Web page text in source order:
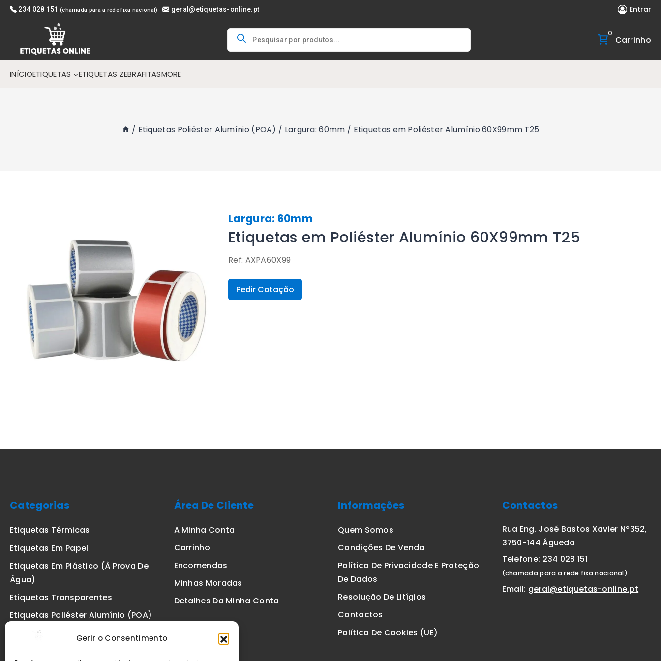
Gerir o Consentimento
Skip
to
234 028 151 (chamada para a rede fixa nacional) geral@etiquetas-online.pt Entrar
Products
search
0
Carrinho
INÍCIOETIQUETAS ETIQUETAS ZEBRAFITASMORE
/ Etiquetas Poliéster Alumínio (POA) / Largura: 60mm / Etiquetas em Poliéster Alumínio 60X99mm T25
Largura: 60mm
Etiquetas em Poliéster Alumínio 60X99mm T25
Ref: AXPA60X99
Pedir Cotação
Categorias
Etiquetas Térmicas
Etiquetas Em Papel
Etiquetas Em Plástico (à Prova De
Água)
Etiquetas Transparentes
Etiquetas Poliéster Alumínio (POA)
Etiquetas De Segurança VOID
Área De Cliente
A Minha Conta
Carrinho
Encomendas
Minhas Moradas
Detalhes Da Minha Conta
Informações
Quem Somos
Condições De Venda
Política De Privacidade E Proteção
De Dados
Resolução De Litígios
Contactos
Política De Cookies (UE)
Contactos
Rua Eng. José Bastos Xavier Nº352,
3750-144 Águeda
Telefone: 234 028 151
(chamada para a rede fixa nacional)
Email: geral@etiquetas-online.pt